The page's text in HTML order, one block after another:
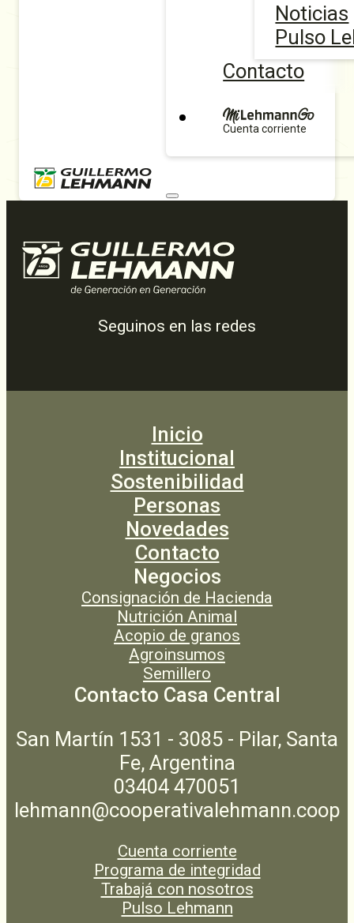
Noticias
Pulso
Contacto
Cuenta corriente
Seguinos en las redes
Inicio
Institucional
Sostenibilidad
Personas
Novedades
Contacto
Negocios
Consignación de Hacienda
Nutrición Animal
Acopio de granos
Agroinsumos
Semillero
Contacto Casa Central
San Martín 1531 - 3085 - Pilar, Santa
Fe, Argentina
03404 470051
lehmann@cooperativalehmann.coop
Cuenta corriente
Programa de integridad
Trabajá con nosotros
Pulso Lehmann